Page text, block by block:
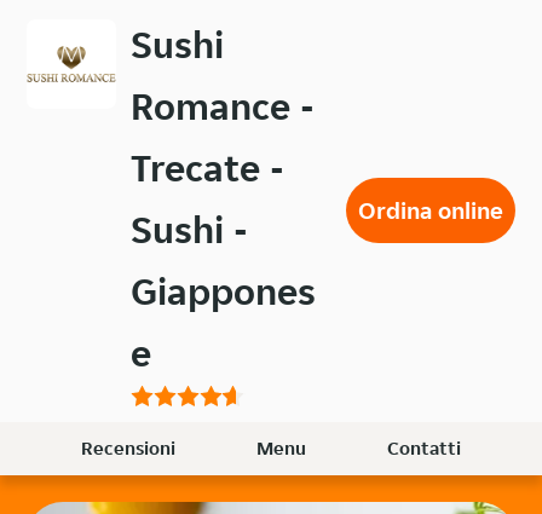
contenuto
Sushi
Romance -
Trecate -
Sushi -
Giappones
e
Ordina online
Recensioni Menu Contatti